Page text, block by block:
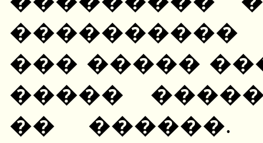
����������
��� �����
�����
�� ������.